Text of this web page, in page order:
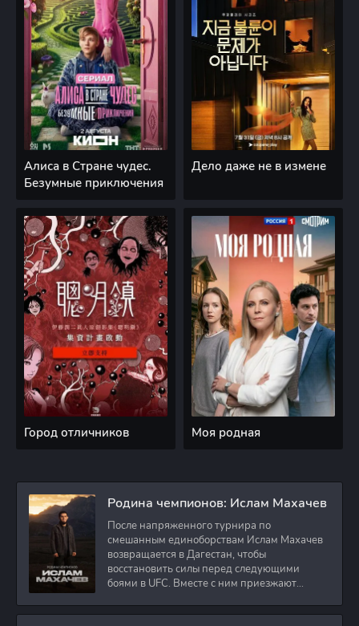
Алиса в Стране чудес.
Безумные приключения
Дело даже не в измене
Город отличников Моя родная
Родина чемпионов: Ислам Махачев
После напряженного турнира по
смешанным единоборствам Ислам Махачев
возвращается в Дагестан, чтобы
восстановить силы перед следующими
боями в UFC. Вместе с ним приезжают